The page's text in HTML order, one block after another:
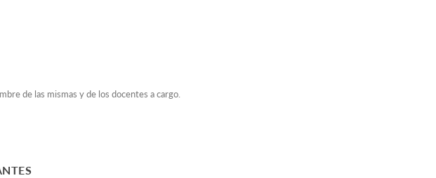
de las mismas y de los docentes a cargo.